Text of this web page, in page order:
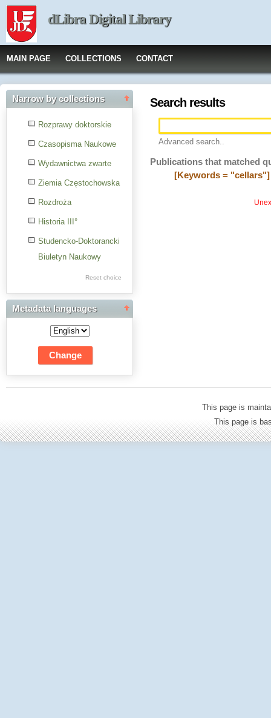
dLibra Digital Library
MAIN PAGE COLLECTIONS CONTACT
Narrow by collections
Rozprawy doktorskie
Czasopisma Naukowe
Wydawnictwa zwarte
Ziemia Częstochowska
Rozdroża
Historia III°
Studencko-Doktorancki
Biuletyn Naukowy
Res Academicae
Science Project Scripts
Biuletyn Informacyjny
WSP w Częstochowie
Reset choice
Metadata languages
Search results
Advanced search..
Publications that matched
[Keywords = "cellars"]
This page is
This page is